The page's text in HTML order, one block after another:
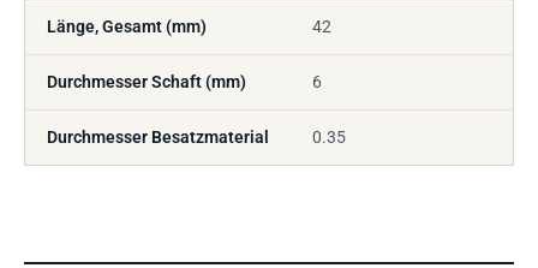
Länge, Gesamt (mm) 42
Durchmesser Schaft (mm) 6
Durchmesser Besatzmaterial 0.35